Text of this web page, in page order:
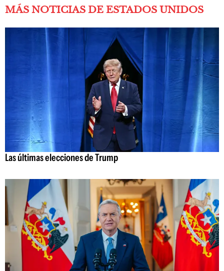
MÁS NOTICIAS DE ESTADOS UNIDOS
Las últimas elecciones de Trump